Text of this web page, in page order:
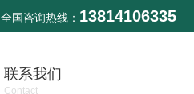
全国咨询热线： 13814106335
联系我们
Contact